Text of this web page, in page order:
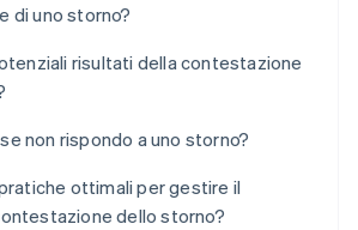
di uno storno?
risultati della contestazione
non rispondo a uno storno?
ottimali per gestire il
dello storno?